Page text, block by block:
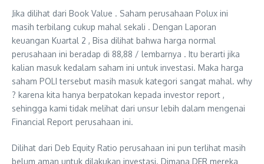
Jika dilihat dari Book Value . Saham perusahaan Polux ini
masih terbilang cukup mahal sekali . Dengan Laporan
keuangan Kuartal 2 , Bisa dilihat bahwa harga normal
perusahaan ini beradap di 88,88 / lembarnya . Itu berarti jika
kalian masuk kedalam saham ini untuk investasi. Maka harga
saham POLI tersebut masih masuk kategori sangat mahal. why
? karena kita hanya berpatokan kepada investor report ,
sehingga kami tidak melihat dari unsur lebih dalam mengenai
Financial Report perusahaan ini.
Dilihat dari Deb Equity Ratio perusahaan ini pun terlihat masih
belum aman untuk dilakukan investasi. Dimana DER mereka